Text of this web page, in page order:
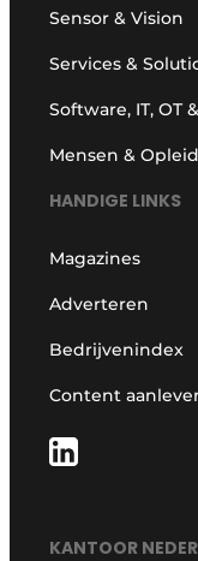
Sensor & Vision
Services &
Software, IT, OT
Mensen &
HANDIGE LINKS
Magazines
Adverteren
Bedrijvenindex
Content
KANTOOR